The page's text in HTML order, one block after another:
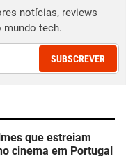
notícias, reviews
tech.
SUBSCREVER
que estreiam
cinema em Portugal